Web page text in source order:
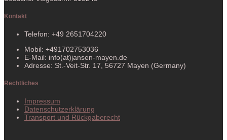
Kontakt
Telefon: +49 2651704220
Mobil: +491702753036
E-Mail: info(at)jansen-mayen.de
Adresse: St.-Veit-Str. 17, 56727 Mayen (Germany)
Rechtliches
Impressum
Datenschutzerklärung
Transport und Rückgaberecht